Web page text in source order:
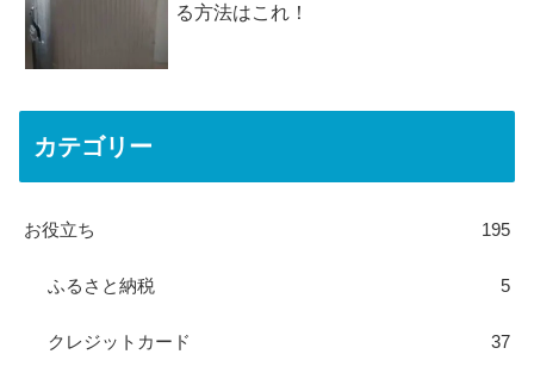
る方法はこれ！
カテゴリー
お役立ち 195
ふるさと納税 5
クレジットカード 37